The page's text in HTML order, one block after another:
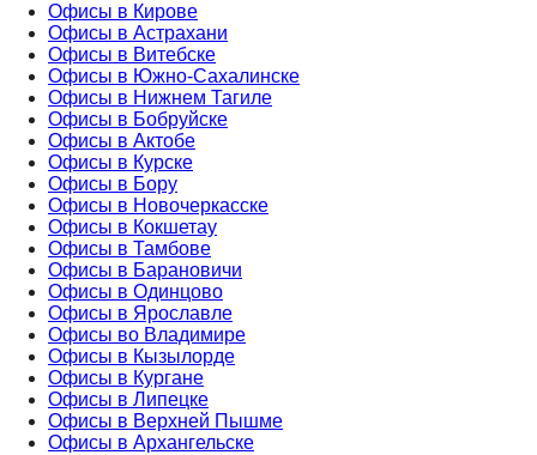
Офисы в Кирове
Офисы в Астрахани
Офисы в Витебске
Офисы в Южно-Сахалинске
Офисы в Нижнем Тагиле
Офисы в Бобруйске
Офисы в Актобе
Офисы в Курске
Офисы в Бору
Офисы в Новочеркасске
Офисы в Кокшетау
Офисы в Тамбове
Офисы в Барановичи
Офисы в Одинцово
Офисы в Ярославле
Офисы во Владимире
Офисы в Кызылорде
Офисы в Кургане
Офисы в Липецке
Офисы в Верхней Пышме
Офисы в Архангельске